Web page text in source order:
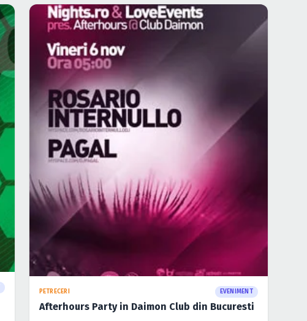
PETRECERI EVENIMENT
Afterhours Party in Daimon Club din Bucuresti